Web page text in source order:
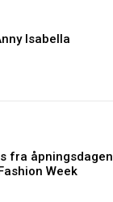
Isabella
fra åpningsdagen
Week